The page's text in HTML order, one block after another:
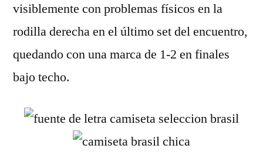
visiblemente con problemas físicos en la
rodilla derecha en el último set del encuentro,
quedando con una marca de 1-2 en finales
bajo techo.